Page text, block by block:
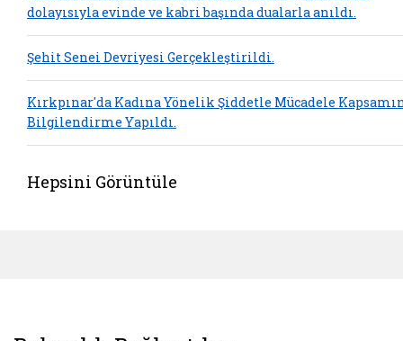
dolayısıyla evinde ve kabri başında dualarla anıldı.
Şehit Senei Devriyesi Gerçekleştirildi.
Kırkpınar'da Kadına Yönelik Şiddetle Mücadele
Bilgilendirme Yapıldı.
Hepsini Görüntüle